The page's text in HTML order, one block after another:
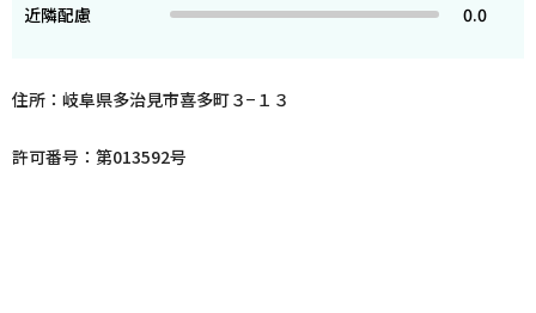
近隣配慮
0.0
住所：岐阜県多治見市喜多町３−１３
許可番号：第013592号